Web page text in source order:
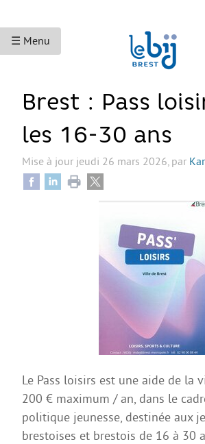
☰ Menu
ACCUEIL
ACCÈS AUX DROITS
Bourses et aides financières
Accès aux droits et à la justice
Étranger·es en France
Créer mon projet
Créer mon entreprise
Brest : Pass
les 16-30 ans
Mise à jour jeudi 26 mars 2026, par
Le Pass loisirs est une aide de la
200 € maximum / an, dans le
politique jeunesse, destinée aux
brestoises et brestois de 16 à 30